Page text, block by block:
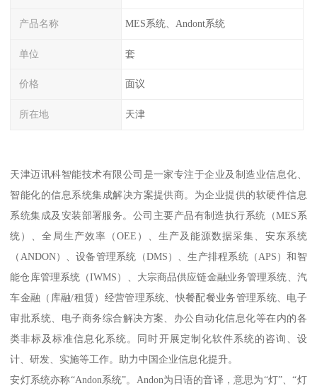
产品名称 MES系统、Andont系统
单位 套
价格 面议
所在地 天津
天津迈讯科智能技术有限公司是一家专注于企业及制造业信息化、
智能化的信息系统集成解决方案提供商。为企业提供的软硬件信息
系统集成及安装部署服务。公司主要产品有制造执行系统（MES系
统）、全局生产效率（OEE）、生产及能源数据采集、安东系统
（ANDON）、设备管理系统（DMS）、生产排程系统（APS）和智
能仓库管理系统（IWMS）、大宗商品供应链金融业务管理系统、汽
车金融（库融/租赁）经营管理系统、快餐配餐业务管理系统、电子
审批系统、电子商务综合解决方案、办公自动化信息化等在内的各
类非标及标准信息化系统。同时开展定制化软件系统的咨询、设
计、研发、实施等工作。助力中国企业信息化提升。
安灯系统亦称“Andon系统”。Andon为日语的音译，意思为“灯”、“灯